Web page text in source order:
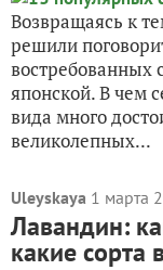
Возвращаясь к
решили
востребованных
японской. В чем
вида много
великолепных...
Uleyskaya 1 марта
Лавандин:
какие сорта